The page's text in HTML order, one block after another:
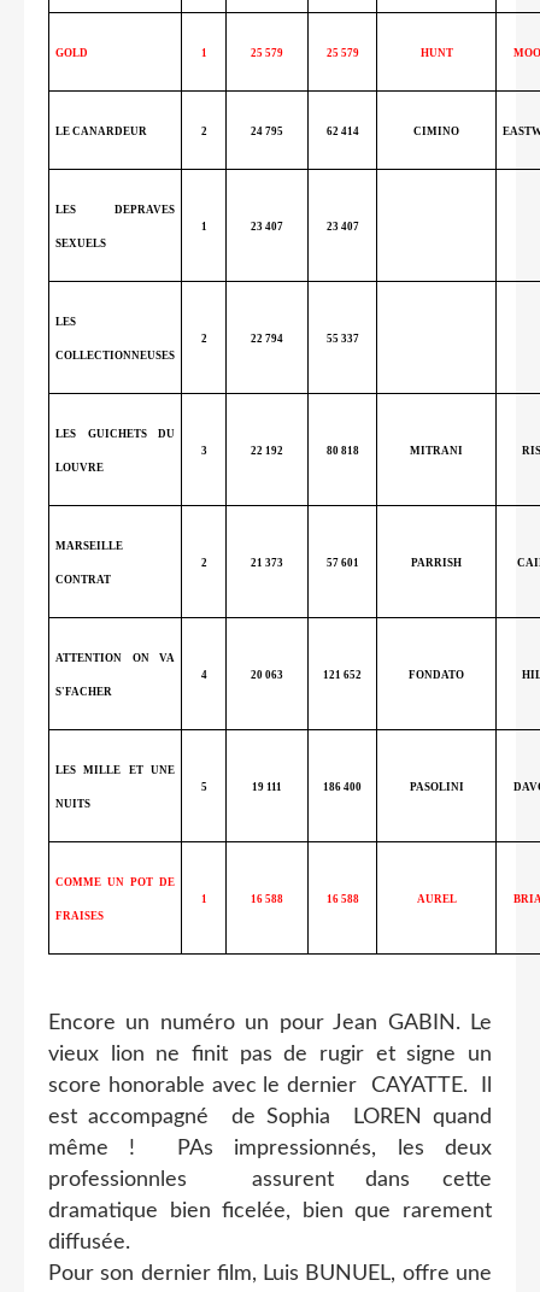
GOLD 1 25 579 25 579 HUNT
LE CANARDEUR 2 24 795 62 414 CIMINO
LES DEPRAVES
SEXUELS
1 23 407 23 407
LES
COLLECTIONNEUSES
2 22 794 55 337
LES GUICHETS DU
LOUVRE
3 22 192 80 818 MITRANI
MARSEILLE
CONTRAT
2 21 373 57 601 PARRISH
ATTENTION ON VA
S'FACHER
4 20 063 121 652 FONDATO
LES MILLE ET UNE
NUITS
5 19 111 186 400 PASOLINI
COMME UN POT DE
FRAISES
1 16 588 16 588 AUREL
Encore un numéro un pour Jean GABIN. Le
vieux lion ne finit pas de rugir et signe un
score honorable avec le dernier CAYATTE. Il
est accompagné de Sophia LOREN quand
même ! PAs impressionnés, les deux
professionnles assurent dans cette
dramatique bien ficelée, bien que rarement
diffusée.
Pour son dernier film, Luis BUNUEL, offre une